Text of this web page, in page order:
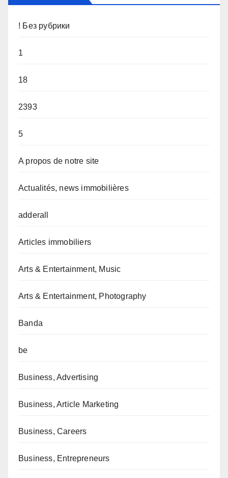
! Без рубрики
1
18
2393
5
A propos de notre site
Actualités, news immobilières
adderall
Articles immobiliers
Arts & Entertainment, Music
Arts & Entertainment, Photography
Banda
be
Business, Advertising
Business, Article Marketing
Business, Careers
Business, Entrepreneurs